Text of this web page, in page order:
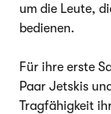
um die Leute,
bedienen.
Für ihre erste
Paar Jetskis
Tragfähigkeit